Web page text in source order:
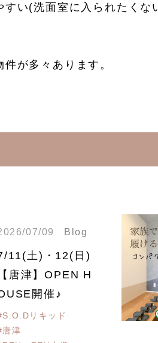
い(洗面室に入られたくな
が多々あります。
07/09 Blog
11(土)・12(日)
【唐津】OPEN H
開催♪
リキッド
唐津